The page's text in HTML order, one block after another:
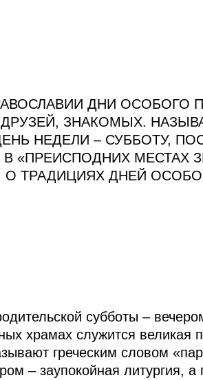
ДНИ
ДРУЗЕЙ, ЗНАКОМЫХ.
НЕДЕЛИ – СУББОТУ,
В «ПРЕИСПОДНИХ
О ТРАДИЦИЯХ ДНЕЙ
субботы –
храмах служится великая
греческим словом
– заупокойная литургия,